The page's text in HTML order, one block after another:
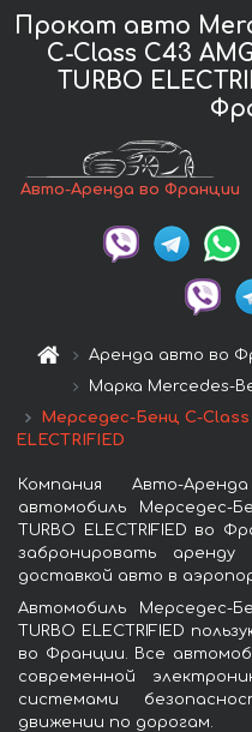
Прокат авто
C-Class C43
TURBO
Авто-Аренда во Франции
Аренда авто во
Марка Mercedes-
Мерседес-Бенц C-Class
ELECTRIFIED
Компания Авто-
автомобиль Мерседес-
TURBO ELECTRIFIED во
забронировать
доставкой авто в
Автомобиль Мерседес-
TURBO ELECTRIFIED
во Франции. Все
современной
системами
движении по дорогам.